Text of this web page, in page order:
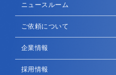
ニュースルーム
ご依頼について
企業情報
採用情報